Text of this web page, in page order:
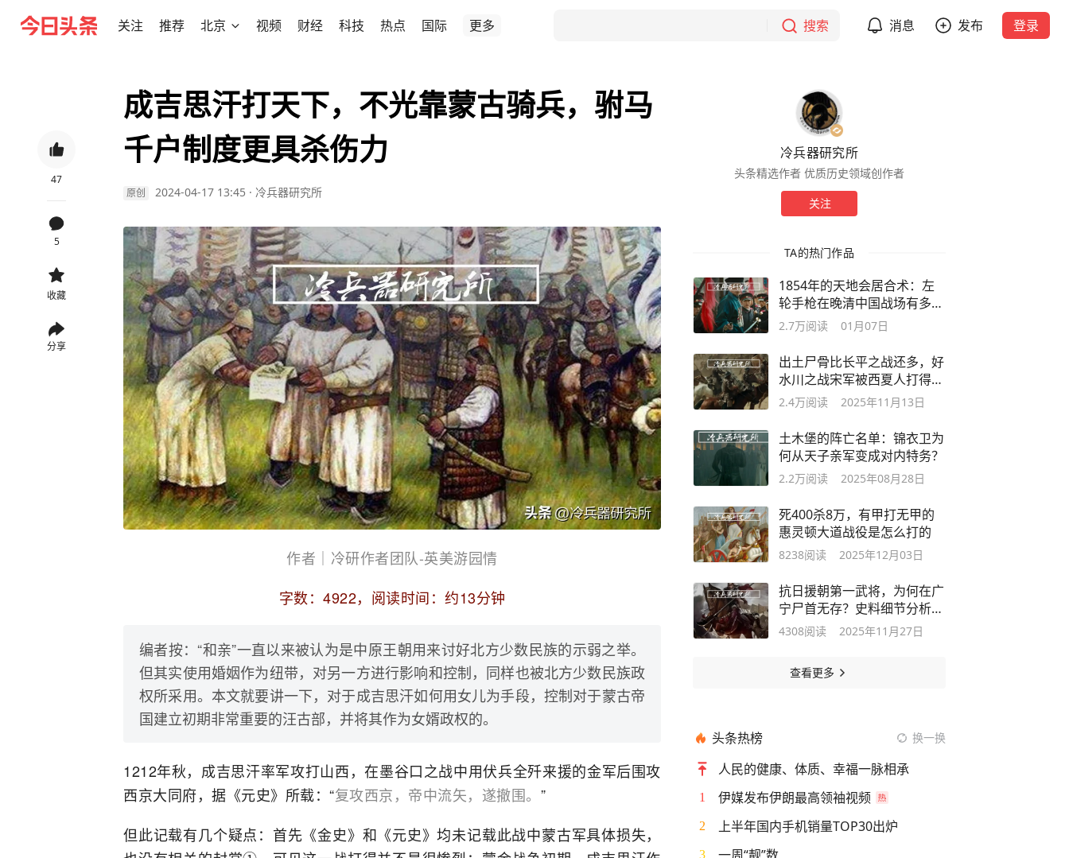
关注 推荐 北京 视频 财经 科技 热点 国际 更多 搜索 消息 发布 登录
47
5
收藏
分享
成吉思汗打天下，不光靠蒙古骑兵，驸马
千户制度更具杀伤力
原创 2024-04-17 13:45 · 冷兵器研究所
作者｜冷研作者团队-英美游园情
字数：4922，阅读时间：约13分钟
编者按：“和亲”一直以来被认为是中原王朝用来讨好北方少数民族的示弱之举。
但其实使用婚姻作为纽带，对另一方进行影响和控制，同样也被北方少数民族政
权所采用。本文就要讲一下，对于成吉思汗如何用女儿为手段，控制对于蒙古帝
国建立初期非常重要的汪古部，并将其作为女婿政权的。
1212年秋，成吉思汗率军攻打山西，在墨谷口之战中用伏兵全歼来援的金军后围攻
西京大同府，据《元史》所载：“复攻西京，帝中流矢，遂撤围。 ”
但此记载有几个疑点：首先《金史》和《元史》均未记载此战中蒙古军具体损失，
冷兵器研究所
头条精选作者 优质历史领域创作者
关注
TA的热门作品
1854年的天地会居合术：左
轮手枪在晚清中国战场有多受
欢迎？
2.7万阅读 01月07日
出土尸骨比长平之战还多，好
水川之战宋军被西夏人打得有
多惨
2.4万阅读 2025年11月13日
土木堡的阵亡名单：锦衣卫为
何从天子亲军变成对内特务？
2.2万阅读 2025年08月28日
死400杀8万，有甲打无甲的
惠灵顿大道战役是怎么打的
8238阅读 2025年12月03日
抗日援朝第一武将，为何在广
宁尸首无存？史料细节分析李
如松之死
4308阅读 2025年11月27日
查看更多
头条热榜 换一换
人民的健康、体质、幸福一脉相承
1 伊媒发布伊朗最高领袖视频
2 上半年国内手机销量TOP30出炉
3